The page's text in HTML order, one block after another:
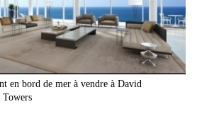
en bord de mer à vendre à David
Towers